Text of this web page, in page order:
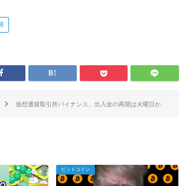
仮想通貨取引所バイナンス、出入金の再開は火曜日か
ビットコイン